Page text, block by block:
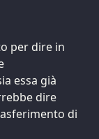
per dire in
essa già
dire
di